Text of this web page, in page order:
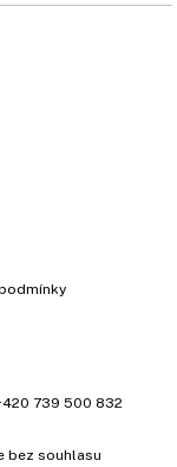
739 500 832
bez souhlasu